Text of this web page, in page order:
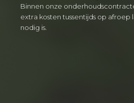
Binnen onze
extra kosten tussentijds op afroep
nodig is.